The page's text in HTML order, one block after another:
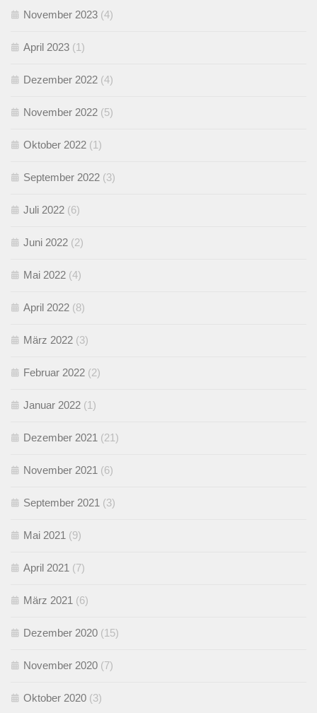
November 2023 (4)
April 2023 (1)
Dezember 2022 (4)
November 2022 (5)
Oktober 2022 (1)
September 2022 (3)
Juli 2022 (6)
Juni 2022 (2)
Mai 2022 (4)
April 2022 (8)
März 2022 (3)
Februar 2022 (2)
Januar 2022 (1)
Dezember 2021 (21)
November 2021 (6)
September 2021 (3)
Mai 2021 (9)
April 2021 (7)
März 2021 (6)
Dezember 2020 (15)
November 2020 (7)
Oktober 2020 (3)